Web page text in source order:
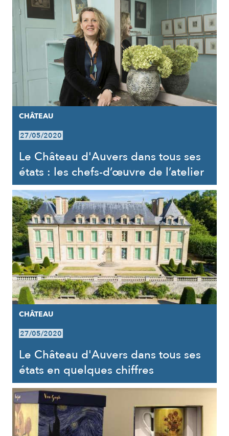
CHÂTEAU
27/05/2020
Le Château d'Auvers dans tous ses
états : les chefs-d’œuvre de l’atelier
CHÂTEAU
27/05/2020
Le Château d'Auvers dans tous ses
états en quelques chiffres